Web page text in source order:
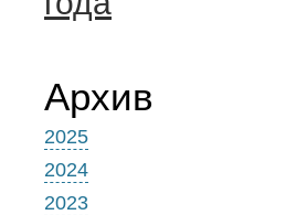
Архив
2025
2024
2023